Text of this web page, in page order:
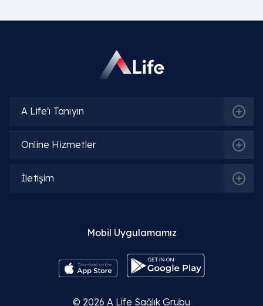
A Life'ı Tanıyın
Online Hizmetler
İletişim
Mobil Uygulamamız
© 2026 A Life Sağlık Grubu